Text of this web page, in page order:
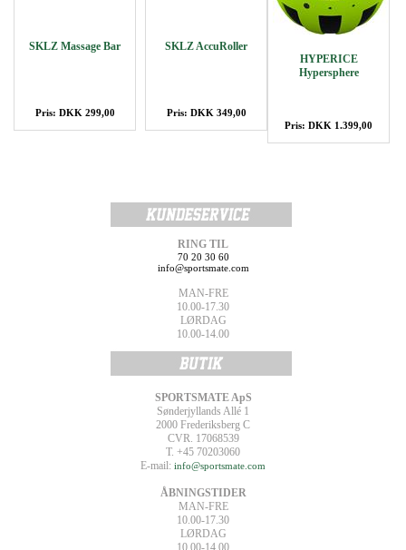
SKLZ Massage Bar
Pris: DKK 299,00
SKLZ AccuRoller
Pris: DKK 349,00
HYPERICE
Hypersphere
Pris: DKK 1.399,00
RING TIL
70 20 30 60
info@sportsmate.com
MAN-FRE
10.00-17.30
LØRDAG
10.00-14.00
SPORTSMATE ApS
Sønderjyllands Allé 1
2000 Frederiksberg C
CVR. 17068539
T. +45 70203060
E-mail: info@sportsmate.com
ÅBNINGSTIDER
MAN-FRE
10.00-17.30
LØRDAG
10.00-14.00